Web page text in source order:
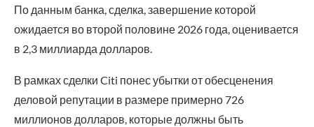
По данным банка, сделка, завершение которой
ожидается во второй половине 2026 года, оценивается
в 2,3 миллиарда долларов.
В рамках сделки Citi понес убытки от обесценения
деловой репутации в размере примерно 726
миллионов долларов, которые должны быть